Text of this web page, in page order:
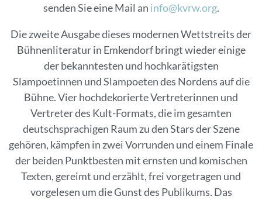
senden Sie eine Mail an info@kvrw.org.
Die zweite Ausgabe dieses modernen Wettstreits der
Bühnenliteratur in Emkendorf bringt wieder einige
der bekanntesten und hochkarätigsten
Slampoetinnen und Slampoeten des Nordens auf die
Bühne. Vier hochdekorierte Vertreterinnen und
Vertreter des Kult-Formats, die im gesamten
deutschsprachigen Raum zu den Stars der Szene
gehören, kämpfen in zwei Vorrunden und einem Finale
der beiden Punktbesten mit ernsten und komischen
Texten, gereimt und erzählt, frei vorgetragen und
vorgelesen um die Gunst des Publikums. Das